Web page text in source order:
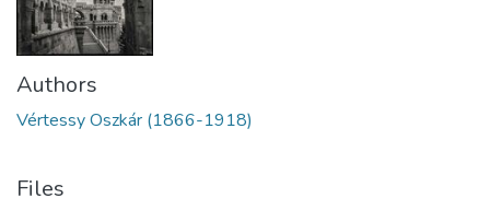
Authors
Vértessy Oszkár (1866-1918)
Files